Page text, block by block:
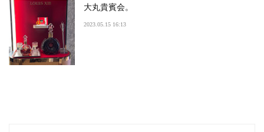
大丸貴賓会。
2023.05.15 16:13